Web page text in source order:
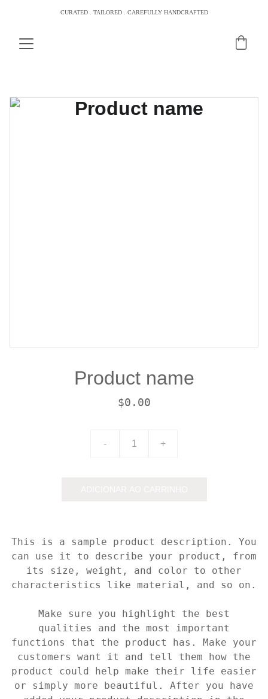
CURATED . TAILORED . CAREFULLY HANDCRAFTED
Product name
$0.00
- +
This is a sample product description. You
can use it to describe your product, from
its size, weight, and color to other
characteristics like material, and so on.
Make sure you highlight the best
qualities and the most important
functions that the product has. Make your
customers want it and tell them how the
product could help make their life easier
or simply more beautiful. After you have